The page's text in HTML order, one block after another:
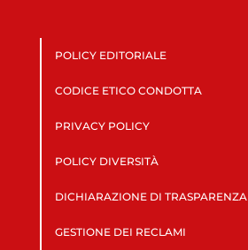
POLICY EDITORIALE
CODICE ETICO CONDOTTA
PRIVACY POLICY
POLICY DIVERSITÀ
DICHIARAZIONE DI TRASPARENZA
GESTIONE DEI RECLAMI